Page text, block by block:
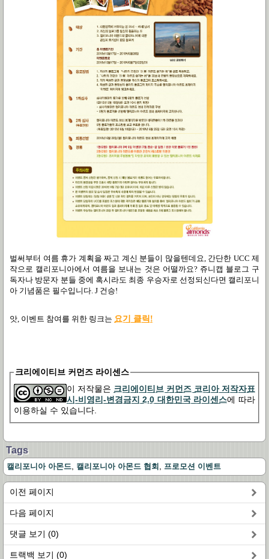
벌써부터 여름 휴가 계획을 짜고 계신 분들이 많을텐데요, 간단한 UCC 제
작으로 캘리포니아에서 여름을 보내는 것은 어떨까요? 쥬니캡 블로그 구
독자나 방문자 분들 중에 혹시라도 최종 우승자로 선정되신다면 캘리포니
아 기념품은 필수입니다. J 건승!
앗, 이벤트 참여를 위한 링크는 요기 클릭!
크리에이티브 커먼즈 라이센스
이 저작물은 크리에이티브 커먼즈 코리아 저작자표
시-비영리-변경금지 2.0 대한민국 라이센스에 따라
이용하실 수 있습니다.
Tags
캘리포니아 아몬드, 캘리포니아 아몬드 협회 , 프로모션 이벤트
이전 페이지
다음 페이지
댓글 보기 (0)
트랙백 보기 (0)